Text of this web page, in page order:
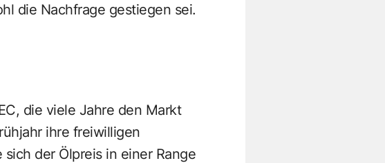
die Nachfrage gestiegen sei.
die viele Jahre den Markt
ihre freiwilligen
der Ölpreis in einer Range